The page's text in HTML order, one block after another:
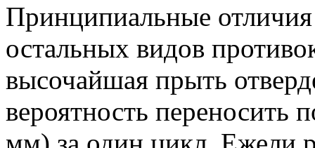
Принципиальные
остальных видов
высочайшая прыть
вероятность